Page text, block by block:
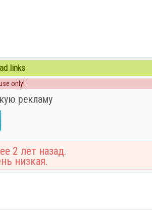
links
only!
рекламу
2 лет назад.
низкая.